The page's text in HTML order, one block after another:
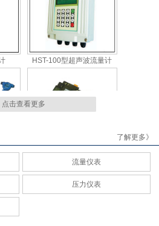
HST-100型超声波流量计
HWP30电压/电流/配电隔离转
换模块
陶瓷电容--通用电容压力变送
点击查看更多
了解更多》
流量仪表
压力仪表